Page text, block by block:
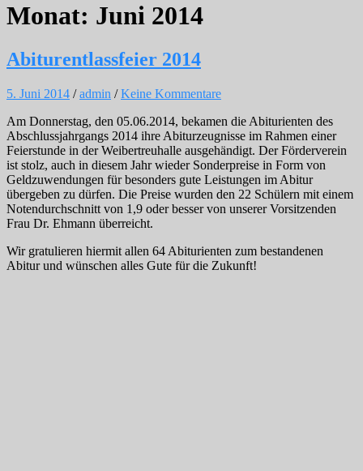
Monat: Juni 2014
Abiturentlassfeier 2014
5. Juni 2014 /admin /Keine Kommentare
Am Donnerstag, den 05.06.2014, bekamen die Abiturienten des
Abschlussjahrgangs 2014 ihre Abiturzeugnisse im Rahmen einer
Feierstunde in der Weibertreuhalle ausgehändigt. Der Förderverein
ist stolz, auch in diesem Jahr wieder Sonderpreise in Form von
Geldzuwendungen für besonders gute Leistungen im Abitur
übergeben zu dürfen. Die Preise wurden den 22 Schülern mit einem
Notendurchschnitt von 1,9 oder besser von unserer Vorsitzenden
Frau Dr. Ehmann überreicht.
Wir gratulieren hiermit allen 64 Abiturienten zum bestandenen
Abitur und wünschen alles Gute für die Zukunft!